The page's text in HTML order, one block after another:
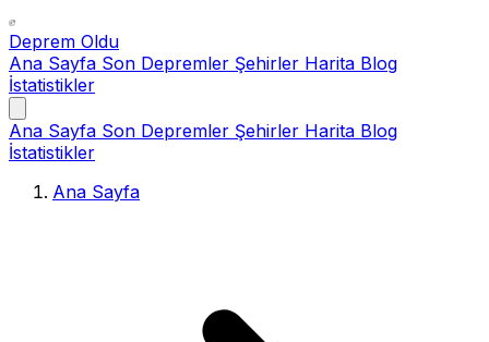
Deprem Oldu
Ana Sayfa Son Depremler Şehirler Harita Blog
İstatistikler
Ana Sayfa Son Depremler Şehirler Harita Blog
İstatistikler
Ana Sayfa